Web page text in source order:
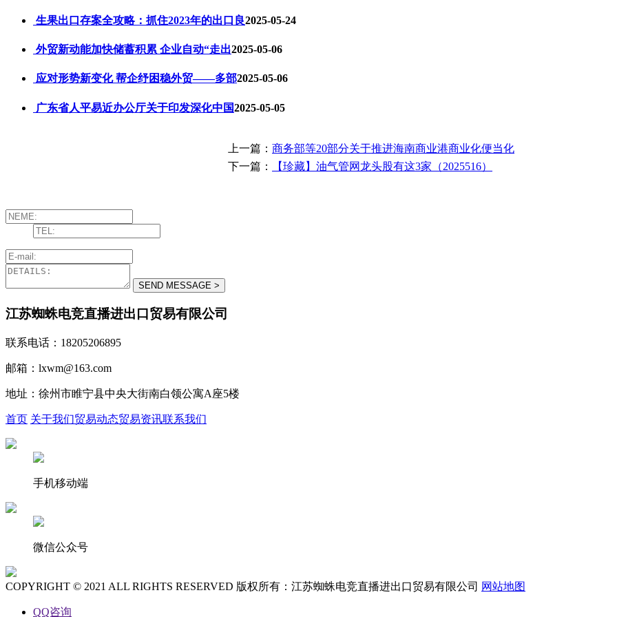
生果出口存案全攻略：抓住2023年的出口良2025-05-24
外贸新动能加快储蓄积累 企业自动“走出2025-05-06
应对形势新变化 帮企纾困稳外贸——多部2025-05-06
广东省人平易近办公厅关于印发深化中国2025-05-05
上一篇： 商务部等20部分关于推进海南商业港商业化便当化
下一篇：
【珍藏】油气管网龙头股有这3家（2025516）
江苏蜘蛛电竞直播进出口贸易有限公司
联系电话：18205206895
邮箱：lxwm@163.com
地址：徐州市睢宁县中央大街南白领公寓A座5楼
首页 关于我们贸易动态贸易资讯联系我们
手机移动端
微信公众号
COPYRIGHT © 2021 ALL RIGHTS RESERVED 版权所有：江苏蜘蛛电竞直播进出口贸易有限公司 网站地图
QQ咨询